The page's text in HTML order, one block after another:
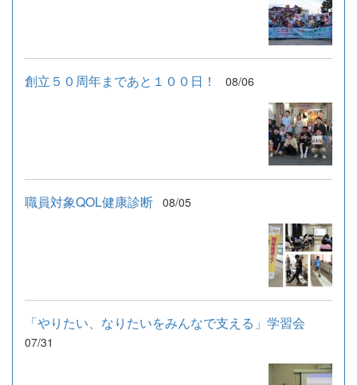
創立５０周年まであと１００日！ 08/06
職員対象QOL健康診断 08/05
「やりたい、なりたいをみんなで支える」学習会
07/31